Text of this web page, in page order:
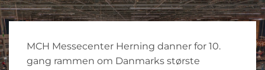
MCH Messecenter Herning danner for 10.
gang rammen om Danmarks største